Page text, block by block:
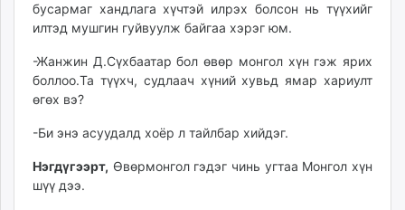
бусармаг хандлага хүчтэй илрэх болсон нь түүхийг
илтэд мушгин гуйвуулж байгаа хэрэг юм.
-Жанжин Д.Сүхбаатар бол өвөр монгол хүн гэж ярих
боллоо.Та түүхч, судлаач хүний хувьд ямар хариулт
өгөх вэ?
-Би энэ асуудалд хоёр л тайлбар хийдэг.
Нэгдүгээрт, Өвөрмонгол гэдэг чинь угтаа Монгол хүн
шүү дээ.